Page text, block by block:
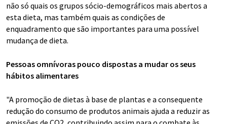
não só quais os grupos sócio-demográficos mais abertos a
esta dieta, mas também quais as condições de
enquadramento que são importantes para uma possível
mudança de dieta.
Pessoas omnívoras pouco dispostas a mudar os seus
hábitos alimentares
"A promoção de dietas à base de plantas e a consequente
redução do consumo de produtos animais ajuda a reduzir as